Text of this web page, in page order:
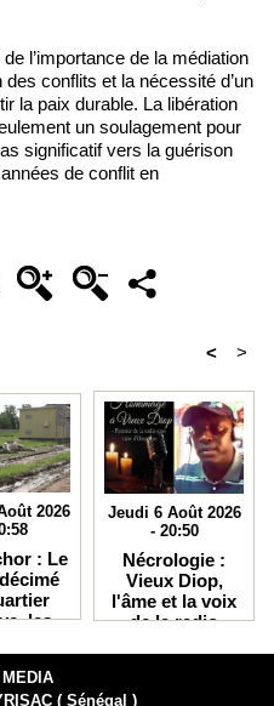
l’importance de la médiation
conflits et la nécessité d’un
la paix durable. La libération
un soulagement pour
significatif vers la guérison
de conflit en
< >
2026
: Le
les
et
Jeudi 6 Août 2026
- 20:50
Nécrologie :
Vieux Diop,
l'âme et la voix
de la radio
( Sénégal )